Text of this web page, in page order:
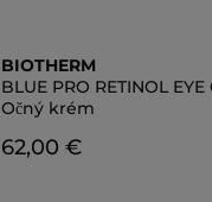
BIOTHERM
BLUE PRO RETINOL EYE
Očný krém
62,00 €